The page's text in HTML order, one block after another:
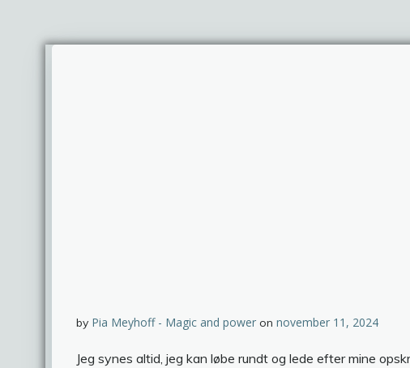
by Pia Meyhoff - Magic and power on november 11, 2024
Jeg synes altid, jeg kan løbe rundt og lede efter mine